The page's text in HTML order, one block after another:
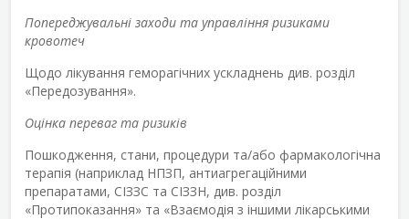
Попереджувальні заходи та управління ризиками
кровотеч
Щодо лікування геморагічних ускладнень див. розділ
«Передозування».
Оцінка переваг та ризиків
Пошкодження, стани, процедури та/або фармакологічна
терапія (наприклад НПЗП, антиагрегаційними
препаратами, СІЗЗС та СІЗЗН, див. розділ
«Протипоказання» та «Взаємодія з іншими лікарськими